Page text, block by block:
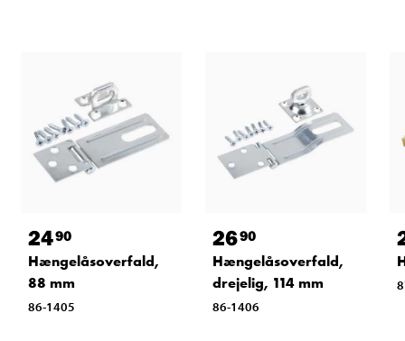
2490
Hængelåsoverfald,
88 mm
86-1405
2690
Hængelåsoverfald,
drejelig, 114 mm
86-1406